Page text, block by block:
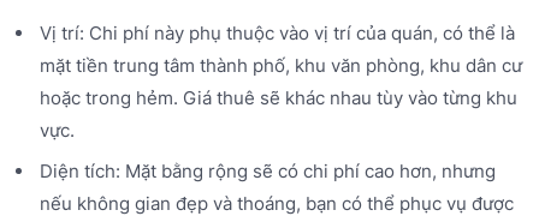
Vị trí: Chi phí này phụ thuộc vào vị trí của quán, có thể là
mặt tiền trung tâm thành phố, khu văn phòng, khu dân cư
hoặc trong hẻm. Giá thuê sẽ khác nhau tùy vào từng khu
vực.
Diện tích: Mặt bằng rộng sẽ có chi phí cao hơn, nhưng
nếu không gian đẹp và thoáng, bạn có thể phục vụ được